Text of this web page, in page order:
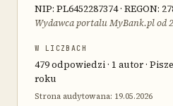
NIP: PL6452287374 · REGON:
Wydawca portalu MyBank.pl od
W LICZBACH
479 odpowiedzi · 1 autor ·
roku
Strona audytowana: 19.05.2026